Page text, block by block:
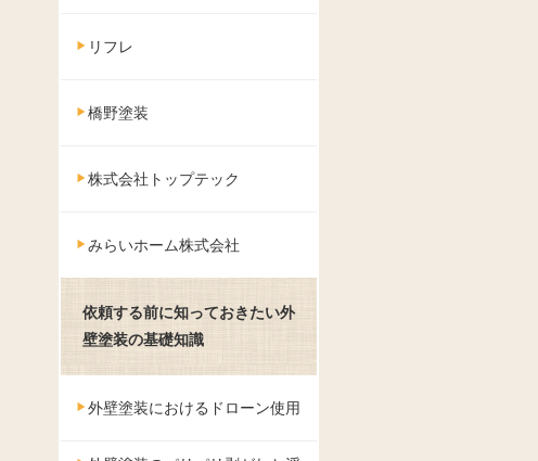
リフレ
橋野塗装
株式会社トップテック
みらいホーム株式会社
依頼する前に知っておきたい外
壁塗装の基礎知識
外壁塗装におけるドローン使用